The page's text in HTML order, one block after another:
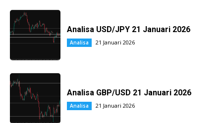
Analisa USD/JPY 21 Januari 2026
Analisa 21 Januari 2026
Analisa GBP/USD 21 Januari 2026
Analisa 21 Januari 2026